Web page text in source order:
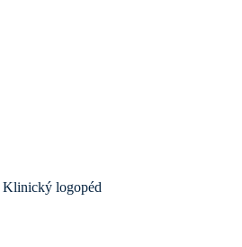
Klinický logopéd